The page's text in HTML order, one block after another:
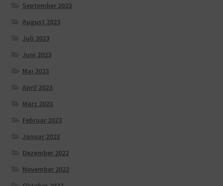
September 2023
August 2023
Juli 2023
Juni 2023
Mai 2023
April 2023
März 2023
Februar 2023
Januar 2023
Dezember 2022
November 2022